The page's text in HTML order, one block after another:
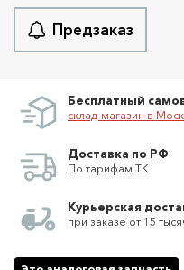
Предзаказ
Бесплатный
склад-магазин в
Доставка по РФ
По тарифам ТК
Курьерская
при заказе от 15